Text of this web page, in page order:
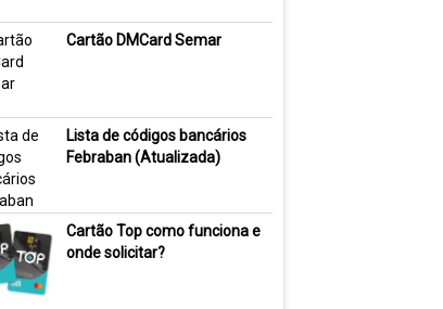
Cartão DMCard Semar
Lista de códigos bancários
Febraban (Atualizada)
Cartão Top como funciona e
onde solicitar?